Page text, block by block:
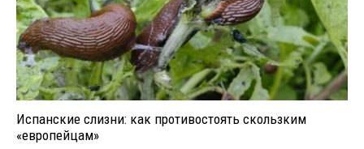
Испанские слизни: как противостоять скользким
«европейцам»